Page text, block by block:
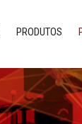
PRODUTOS